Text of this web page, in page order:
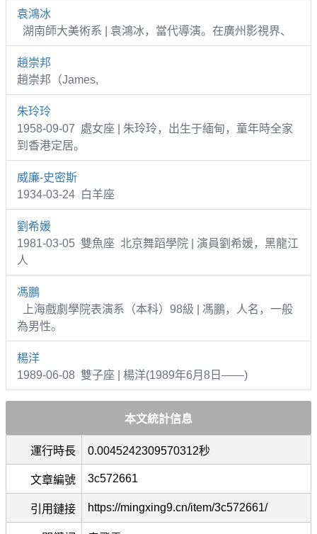
袁鴻冰
湖南師大美術系 | 袁鴻冰，當代導演。在廣州影視界、
趙崇邦
趙崇邦（James,
朱玲玲
1958-09-07 處女座 | 朱玲玲，出生于緬甸，童年時全家
到香港定居。
威廉-史密斯
1934-03-24 白羊座
劉希媛
1981-03-05 雙魚座 北京舞蹈學院 | 演員劉希媛，黑龍江
人
馮鵬
上海戲劇學院表演系（本科）98級 | 馮鵬，人名，一般
為男性。
楊洋
1989-06-08 雙子座 | 楊洋(1989年6月8日——)
本文統計信息
運行時長 0.0045242309570312秒
文章編號 3c572661
引用鏈接 https://mingxing9.cn/item/3c572661/